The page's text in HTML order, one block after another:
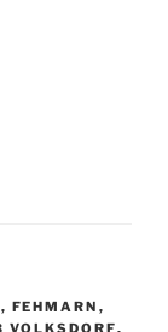
, FEHMARN ,